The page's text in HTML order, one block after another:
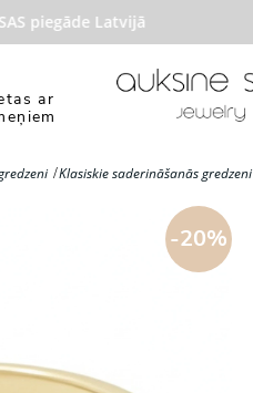
piegāde Latvijā
ar
Klasiskie saderināšanās gredzeni
-20%